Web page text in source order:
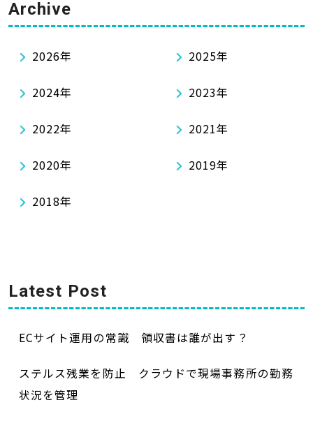
Archive
2026年 2025年
2024年 2023年
2022年 2021年
2020年 2019年
2018年
Latest Post
ECサイト運用の常識 領収書は誰が出す？
ステルス残業を防止 クラウドで現場事務所の勤務
状況を管理